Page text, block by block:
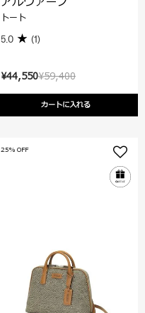
¥59,400
¥44,550
カートに入れる
トート
5.0 (1)
25% OFF